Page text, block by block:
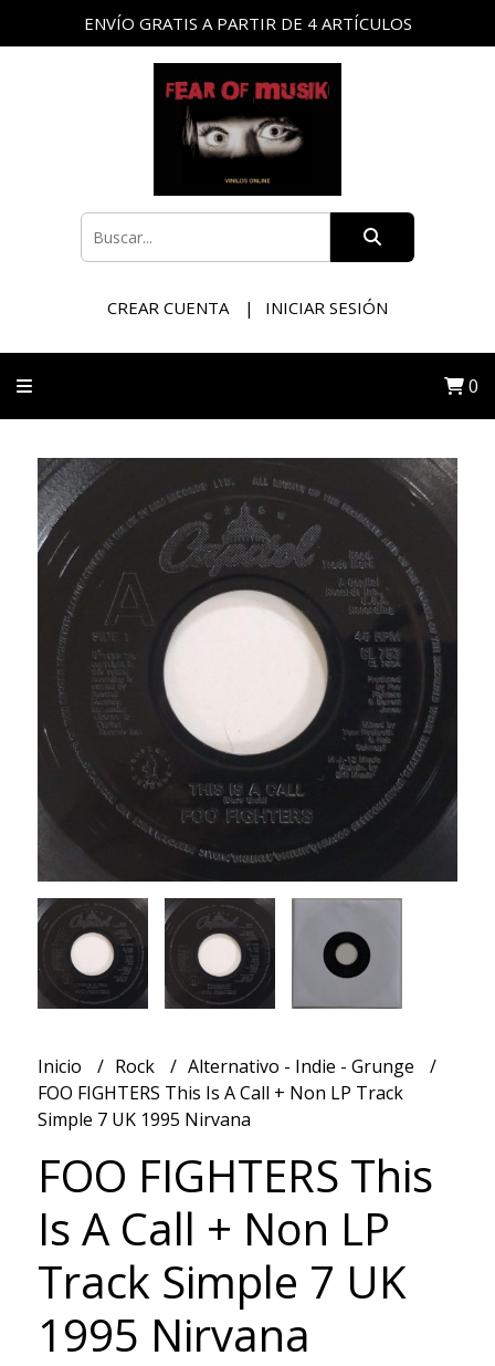
ENVÍO GRATIS A PARTIR DE 4 ARTÍCULOS
CREAR CUENTA INICIAR SESIÓN
0
Inicio Rock
Alternativo - Indie - Grunge
FOO FIGHTERS This Is A Call + Non LP Track
Simple 7 UK 1995 Nirvana
FOO FIGHTERS This
Is A Call + Non LP
Track Simple 7 UK
1995 Nirvana